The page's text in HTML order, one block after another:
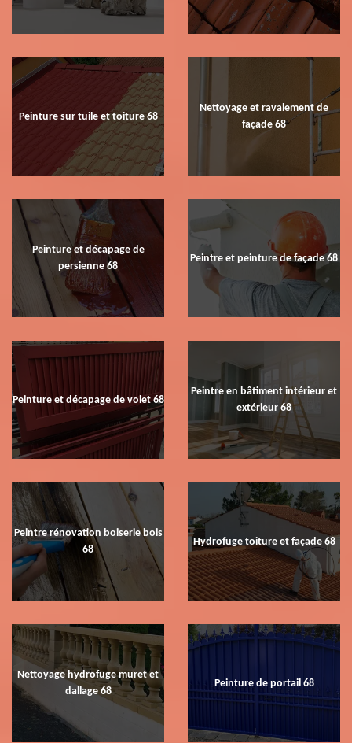
Peinture sur tuile et toiture 68
Nettoyage et ravalement de
façade 68
Peinture et décapage de
persienne 68
Peintre et peinture de façade 68
Peinture et décapage de volet 68
Peintre en bâtiment intérieur et
extérieur 68
Peintre rénovation boiserie bois
68
Hydrofuge toiture et façade 68
Nettoyage hydrofuge muret et
dallage 68
Peinture de portail 68